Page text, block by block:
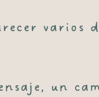
varios
un